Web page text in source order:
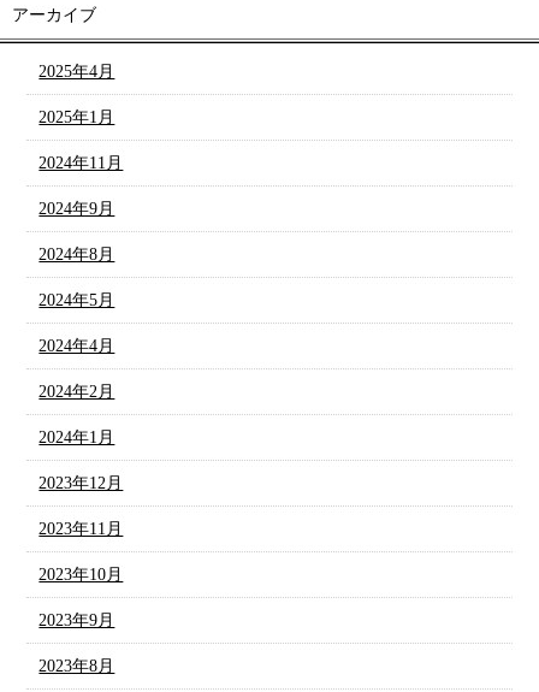
アーカイブ
2025年4月
2025年1月
2024年11月
2024年9月
2024年8月
2024年5月
2024年4月
2024年2月
2024年1月
2023年12月
2023年11月
2023年10月
2023年9月
2023年8月